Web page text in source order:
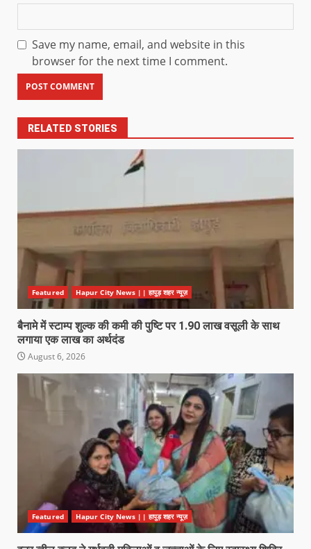
Save my name, email, and website in this
browser for the next time I comment.
RELATED STORIES
Featured Hapur City News || हापुड़ शहर न्यूज़
बैनामे में स्टाम्प शुल्क की कमी की पुष्टि पर 1.90 लाख वसूली के साथ
लगाया एक लाख का अर्थदंड
August 6, 2026
Featured Hapur City News || हापुड़ शहर न्यूज़